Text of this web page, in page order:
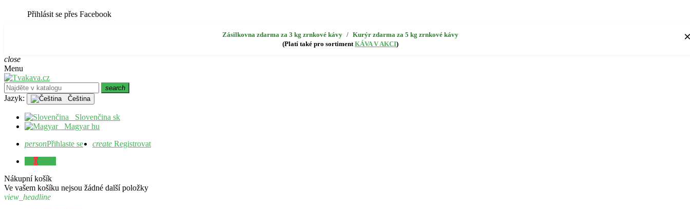
Přihlásit se přes Facebook
Zásilkovna zdarma za 3 kg zrnkové kávy / Kurýr zdarma za 5 kg zrnkové kávy
(Platí také pro sortiment KÁVA V AKCI)
close
Menu
search
Jazyk: Čeština
Slovenčina sk
Magyar hu
personPřihlaste se create Registrovat
0
Nákupní košík
Ve vašem košíku nejsou žádné další položky
view_headline